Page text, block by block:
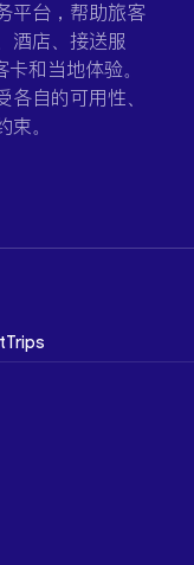
平台，帮助旅客
酒店、接送服
和当地体验。
自的可用性、
。